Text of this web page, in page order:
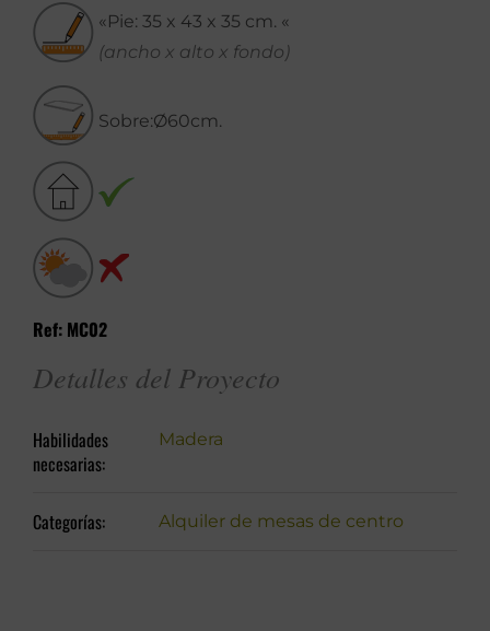
«Pie: 35 x 43 x 35 cm. «
(ancho x alto x fondo)
Sobre:Ø60cm.
Ref: MC02
Detalles del Proyecto
Habilidades
necesarias:
Madera
Categorías: Alquiler de mesas de centro